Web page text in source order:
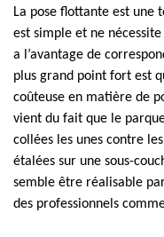
La pose flottante est une
est simple et ne
a l’avantage de
plus grand point fort est
coûteuse en matière de
vient du fait que le
collées les unes contre
étalées sur une sous-
semble être réalisable
des professionnels